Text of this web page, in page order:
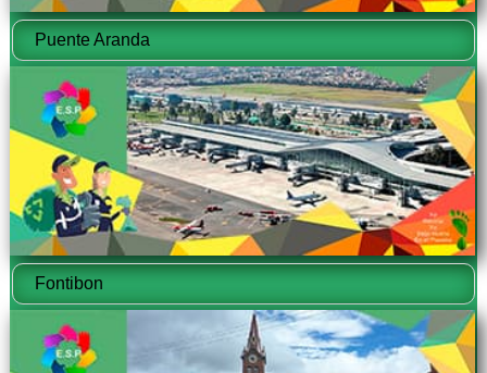
Puente Aranda
Fontibon